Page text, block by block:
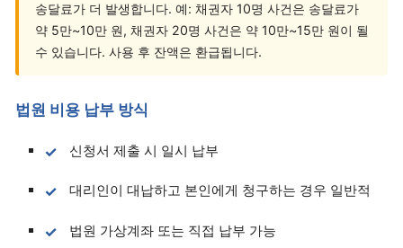
송달료가 더 발생합니다. 예: 채권자 10명 사건은 송달료가
약 5만~10만 원, 채권자 20명 사건은 약 10만~15만 원이 될
수 있습니다. 사용 후 잔액은 환급됩니다.
법원 비용 납부 방식
신청서 제출 시 일시 납부
대리인이 대납하고 본인에게 청구하는 경우 일반적
법원 가상계좌 또는 직접 납부 가능